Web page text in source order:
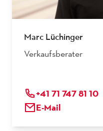
Marc Lüchinger
Verkaufsberater
+41 71 747 81 10
E-Mail